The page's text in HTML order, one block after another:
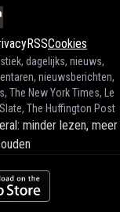
RSSCookies
dagelijks, nieuws,
nieuwsberichten,
The New York Times, Le
The Huffington Post
minder lezen, meer